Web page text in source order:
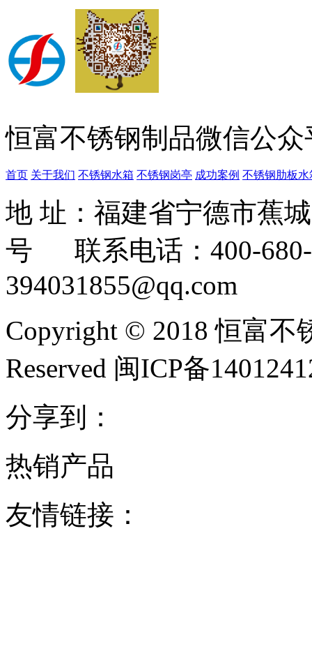
恒富不锈钢制品微信公众
首页 关于我们 不锈钢水箱 不锈钢岗亭 成功案例 不锈钢肋板水
地 址：福建省宁德市蕉
号 联系电话：400-
394031855@qq.com
Copyright © 2018 恒富不
Reserved 闽ICP备
分享到：
热销产品
友情链接：